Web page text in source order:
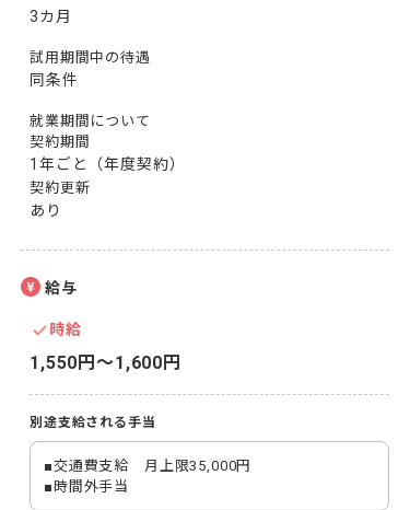
3カ月
試用期間中の待遇
同条件
就業期間について
契約期間
1年ごと（年度契約）
契約更新
あり
給与
時給
1,550円〜1,600円
別途支給される手当
■交通費支給　月上限35,000円
■時間外手当